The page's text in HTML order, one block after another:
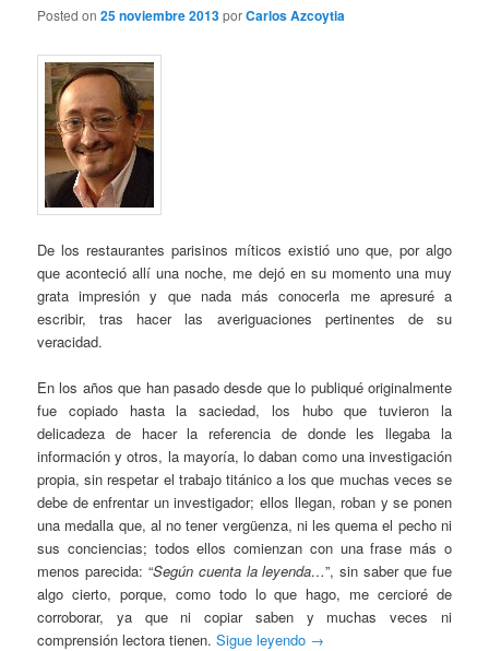
Posted on25 noviembre 2013porCarlos Azcoytia
De los restaurantes parisinos míticos existió uno que, por algo
que aconteció allí una noche, me dejó en su momento una muy
grata impresión y que nada más conocerla me apresuré a
escribir, tras hacer las averiguaciones pertinentes de su
veracidad.
En los años que han pasado desde que lo publiqué originalmente
fue copiado hasta la saciedad, los hubo que tuvieron la
delicadeza de hacer la referencia de donde les llegaba la
información y otros, la mayoría, lo daban como una investigación
propia, sin respetar el trabajo titánico a los que muchas veces se
debe de enfrentar un investigador; ellos llegan, roban y se ponen
una medalla que, al no tener vergüenza, ni les quema el pecho ni
sus conciencias; todos ellos comienzan con una frase más o
menos parecida: “Según cuenta la leyenda…”, sin saber que fue
algo cierto, porque, como todo lo que hago, me cercioré de
corroborar, ya que ni copiar saben y muchas veces ni
comprensión lectora tienen.Sigue leyendo →